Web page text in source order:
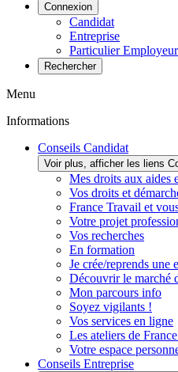
Connexion
Candidat
Entreprise
Particulier Employeur
Rechercher
Menu
Informations
Conseils Candidat
Voir plus, afficher les liens
Mes droits aux aides
Vos droits et
France Travail et
Votre projet
Vos recherches
En formation
Je crée/reprends une
Découvrir le marché
Mon parcours info
Soyez vigilants !
Vos services en ligne
Les ateliers de
Votre espace
Conseils Entreprise